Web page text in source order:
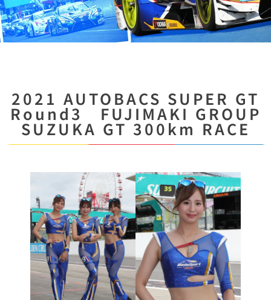
2021 AUTOBACS SUPER GT
Round3 FUJIMAKI GROUP
SUZUKA GT 300km RACE